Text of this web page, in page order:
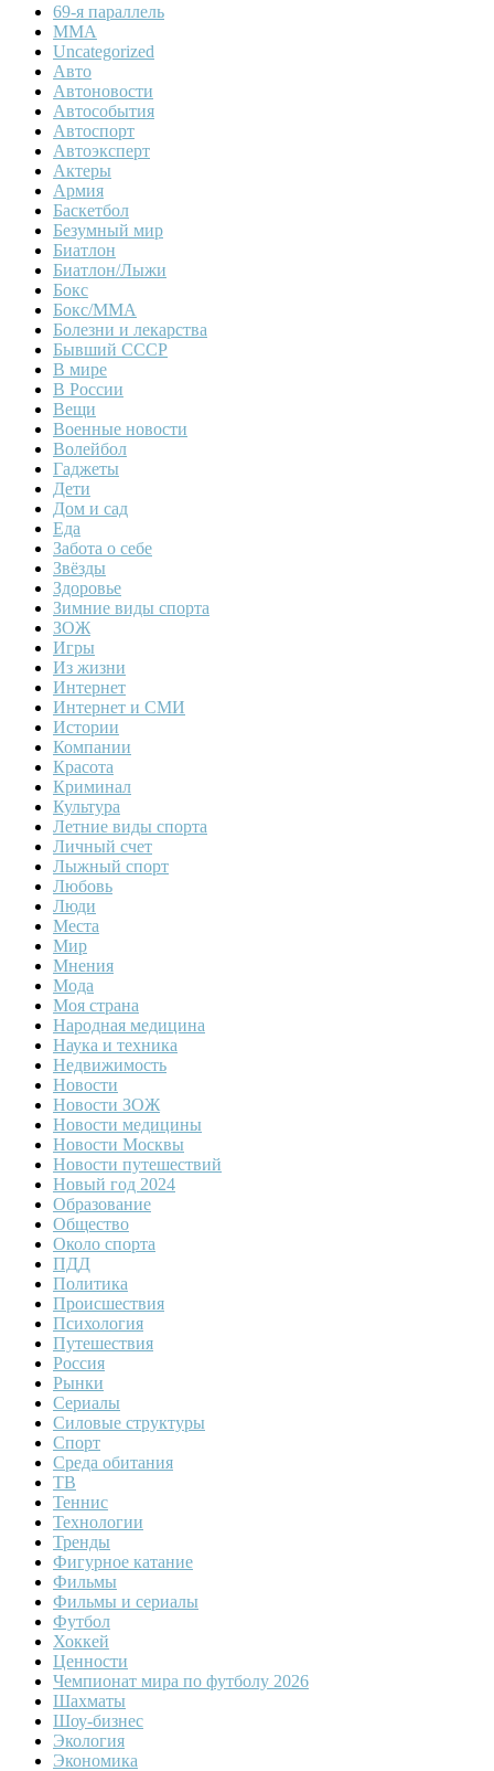
69-я параллель
MMA
Uncategorized
Авто
Автоновости
Автособытия
Автоспорт
Автоэксперт
Актеры
Армия
Баскетбол
Безумный мир
Биатлон
Биатлон/Лыжи
Бокс
Бокс/MMA
Болезни и лекарства
Бывший СССР
В мире
В России
Вещи
Военные новости
Волейбол
Гаджеты
Дети
Дом и сад
Еда
Забота о себе
Звёзды
Здоровье
Зимние виды спорта
ЗОЖ
Игры
Из жизни
Интернет
Интернет и СМИ
Истории
Компании
Красота
Криминал
Культура
Летние виды спорта
Личный счет
Лыжный спорт
Любовь
Люди
Места
Мир
Мнения
Мода
Моя страна
Народная медицина
Наука и техника
Недвижимость
Новости
Новости ЗОЖ
Новости медицины
Новости Москвы
Новости путешествий
Новый год 2024
Образование
Общество
Около спорта
ПДД
Политика
Происшествия
Психология
Путешествия
Россия
Рынки
Сериалы
Силовые структуры
Спорт
Среда обитания
ТВ
Теннис
Технологии
Тренды
Фигурное катание
Фильмы
Фильмы и сериалы
Футбол
Хоккей
Ценности
Чемпионат мира по футболу 2026
Шахматы
Шоу-бизнес
Экология
Экономика